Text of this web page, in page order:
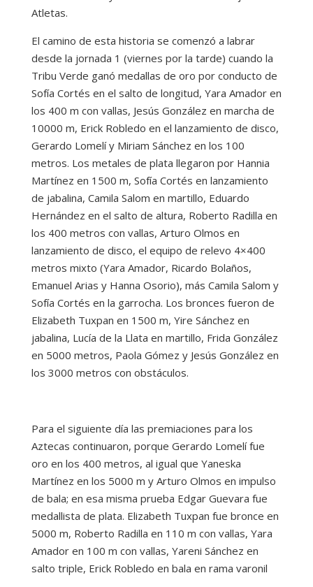
Atletas.
El camino de esta historia se comenzó a labrar
desde la jornada 1 (viernes por la tarde) cuando la
Tribu Verde ganó medallas de oro por conducto de
Sofía Cortés en el salto de longitud, Yara Amador en
los 400 m con vallas, Jesús González en marcha de
10000 m, Erick Robledo en el lanzamiento de disco,
Gerardo Lomelí y Miriam Sánchez en los 100
metros. Los metales de plata llegaron por Hannia
Martínez en 1500 m, Sofía Cortés en lanzamiento
de jabalina, Camila Salom en martillo, Eduardo
Hernández en el salto de altura, Roberto Radilla en
los 400 metros con vallas, Arturo Olmos en
lanzamiento de disco, el equipo de relevo 4×400
metros mixto (Yara Amador, Ricardo Bolaños,
Emanuel Arias y Hanna Osorio), más Camila Salom y
Sofía Cortés en la garrocha. Los bronces fueron de
Elizabeth Tuxpan en 1500 m, Yire Sánchez en
jabalina, Lucía de la Llata en martillo, Frida González
en 5000 metros, Paola Gómez y Jesús González en
los 3000 metros con obstáculos.
Para el siguiente día las premiaciones para los
Aztecas continuaron, porque Gerardo Lomelí fue
oro en los 400 metros, al igual que Yaneska
Martínez en los 5000 m y Arturo Olmos en impulso
de bala; en esa misma prueba Edgar Guevara fue
medallista de plata. Elizabeth Tuxpan fue bronce en
5000 m, Roberto Radilla en 110 m con vallas, Yara
Amador en 100 m con vallas, Yareni Sánchez en
salto triple, Erick Robledo en bala en rama varonil